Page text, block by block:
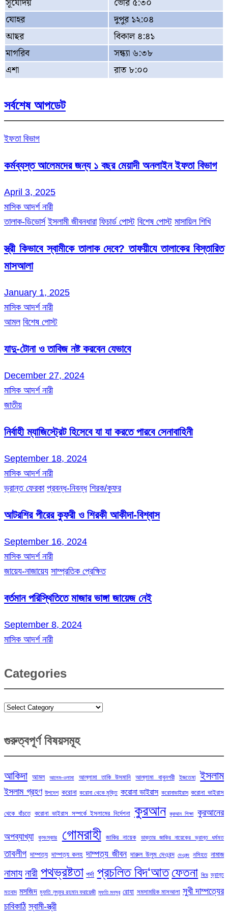
যোহর
দুপুর ১২:০৪
আছর
বিকাল ৪:৪১
মাগরিব
সন্ধ্যা ৬:৩৮
এশা
রাত ৮:০০
সর্বশেষ আপডেট
ইফতা বিভাগ
কর্মব্যস্ত আলেমদের জন্য ১ বছর মেয়াদী অনলাইন ইফতা বিভাগ
April 3, 2025
মাসিক আদর্শ নারী
তালাক-ডিভোর্স ইসলামী জীবনধারা ফিচার্ড পোস্ট বিশেষ পোস্ট মাসায়িল শিখি
স্ত্রী কিভাবে স্বামীকে তালাক দেবে? তাফয়ীযে তালাকের বিস্তারিত
মাসআলা
January 1, 2025
মাসিক আদর্শ নারী
আমল বিশেষ পোস্ট
যাদু-টোনা ও তাবিজ নষ্ট করবেন যেভাবে
December 27, 2024
মাসিক আদর্শ নারী
জাতীয়
নির্বাহী ম্যাজিস্ট্রেট হিসেবে যা যা করতে পারবে সেনাবাহিনী
September 18, 2024
মাসিক আদর্শ নারী
ভ্রান্ত ফেরকা প্রবন্ধ-নিবন্ধ শিরক/কুফর
আটরশির পীরের কুফরী ও শিরকী আকীদা-বিশ্বাস
September 16, 2024
মাসিক আদর্শ নারী
জায়েয-নাজায়েয সাম্প্রতিক প্রেক্ষিত
বর্তমান পরিস্থিতিতে মাজার ভাঙ্গা জায়েজ নেই
September 8, 2024
মাসিক আদর্শ নারী
Categories
Categories
গুরুত্বপূর্ণ বিষয়সমূহ
আকিদা আমল আলেম-ওলামা আল্লামা তাকি উসমানি আল্লামা বাবুনগরী ইজতেমা ইসলাম
ইসলাম গ্রহণ উপদেশ করোনা করোনা থেকে মুক্তি করোনা ভাইরাস করোনাভাইরাস করোনা ভাইরাস
থেকে বাঁচতে করোনা ভাইরাস সম্পর্কে ইসলামের নির্দেশনা কুরআন কুরআন শিক্ষা কুরআনের
অপব্যাখ্যা কুসংস্কার গোমরাহী জাকির নায়েক ডাক্তার জাকির নায়েকের ভ্রান্ত ধর্মমত
তাবলীগ দাম্পত্য দাম্পত্য কলহ দাম্পত্য জীবন দারুল উলুম দেওবন্দ দেওবন্দ নসিহত নামাজ
নামায নারী পথভ্রষ্টতা পর্দা প্রচলিত বিদ‘আত ফেতনা বিয়ে ভ্রান্ত
মতবাদ মসজিদ মুফতি লুৎফুর রহমান ফরায়েজী মুফতি মনসুর রোযা সমসাময়িক মাসআলা সুখী দাম্পত্যের
চাবিকাঠি স্বামী-স্ত্রী